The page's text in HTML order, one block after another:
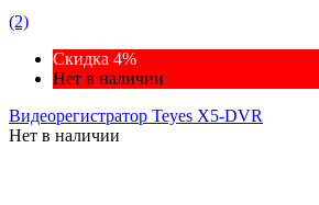
(2)
Скидка 4%
Нет в наличии
Видеорегистратор Teyes X5-DVR
Нет в наличии